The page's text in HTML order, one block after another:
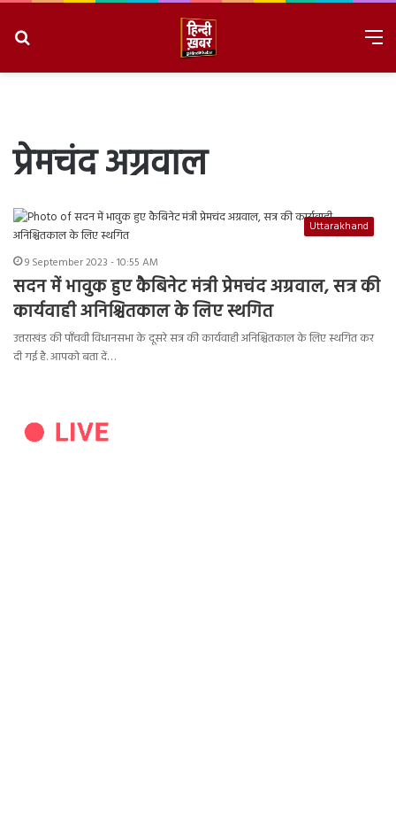
प्रेमचंद अग्रवाल
Uttarakhand
9 September 2023 - 10:55 AM
सदन में भावुक हुए कैबिनेट मंत्री प्रेमचंद अग्रवाल, सत्र की
कार्यवाही अनिश्चितकाल के लिए स्थगित
उत्तराखंड की पाँचवी विधानसभा के दूसरे सत्र की कार्यवाही अनिश्चितकाल के लिए स्थगित कर
दी गई है. आपको बता दें…